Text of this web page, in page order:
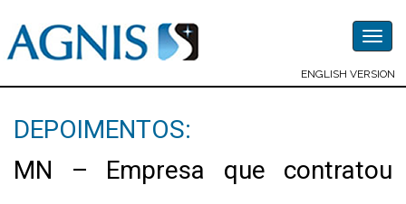
ENGLISH VERSION
DEPOIMENTOS:
MN – Empresa que contratou